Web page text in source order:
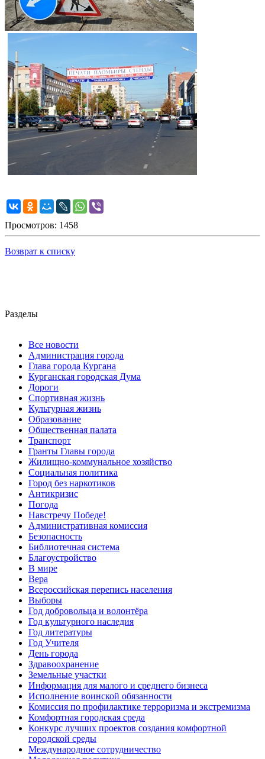
Просмотров: 1458
Возврат к списку
Разделы
Все новости
Администрация города
Глава города Кургана
Курганская городская Дума
Дороги
Спортивная жизнь
Культурная жизнь
Образование
Общественная палата
Транспорт
Гранты Главы города
Жилищно-коммунальное хозяйство
Социальная политика
Город без наркотиков
Антикризис
Погода
Навстречу Победе!
Административная комиссия
Безопасность
Библиотечная система
Благоустройство
В мире
Вера
Всероссийская перепись населения
Выборы
Год добровольца и волонтёра
Год культурного наследия
Год литературы
Год Учителя
День города
Здравоохранение
Земельные участки
Информация для малого и среднего бизнеса
Исполнение воинской обязанности
Комиссия по профилактике терроризма и экстремизма
Комфортная городская среда
Конкурс лучших проектов создания комфортной
городской среды
Международное сотрудничество